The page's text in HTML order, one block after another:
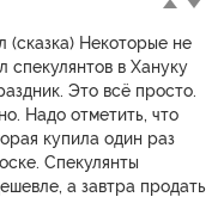
(сказка) Некоторые не
спекулянтов в Хануку
Это всё просто.
Надо отметить, что
купила один раз
Спекулянты
а завтра продать